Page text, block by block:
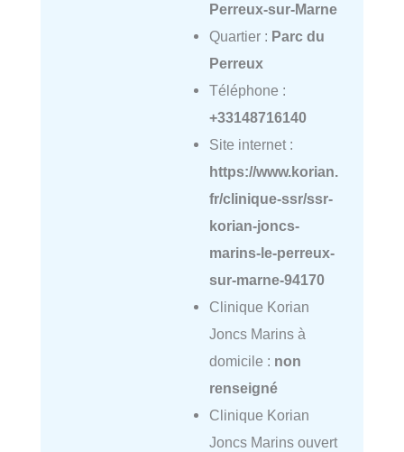
Perreux-sur-Marne
Quartier : Parc du
Perreux
Téléphone :
+33148716140
Site internet :
https://www.korian.
fr/clinique-ssr/ssr-
korian-joncs-
marins-le-perreux-
sur-marne-94170
Clinique Korian
Joncs Marins à
domicile : non
renseigné
Clinique Korian
Joncs Marins ouvert